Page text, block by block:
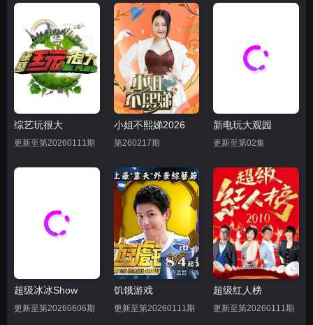
综艺玩很大
更新至第20260111期
小姐不熙娣2026
第260217期
新电玩大观园
更新至第02集
超级冰冰Show
更新至第20260606期
饥饿游戏
更新至第20260111期
超级红人榜
更新至第20260111期